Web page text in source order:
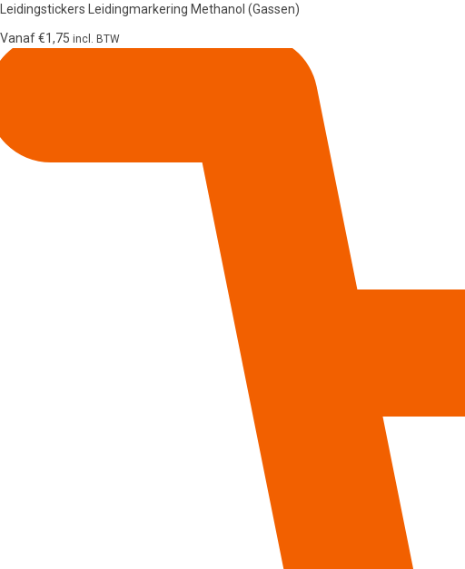
Leidingstickers Leidingmarkering Methanol (Gassen)
Vanaf€1,75 incl. BTW